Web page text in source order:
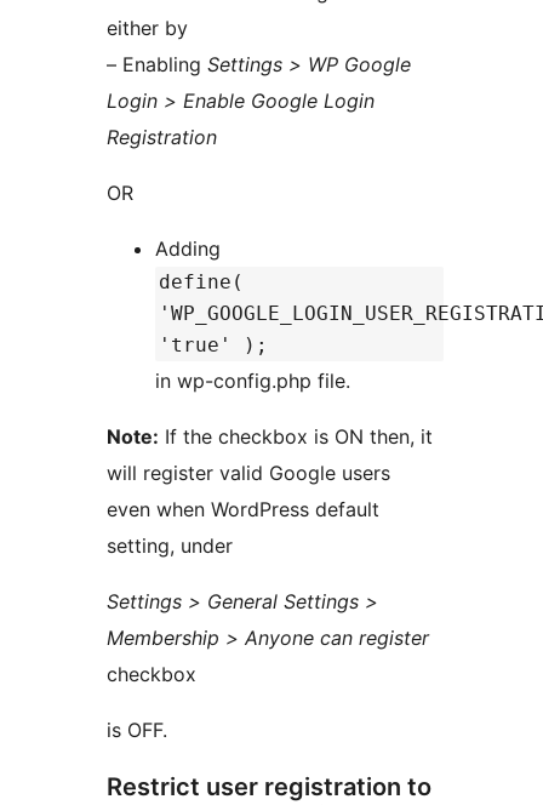
either by
– Enabling Settings > WP Google
Login > Enable Google Login
Registration
OR
Adding
define(
'true' );
in wp-config.php file.
Note: If the checkbox is ON then, it
will register valid Google users
even when WordPress default
setting, under
Settings > General Settings >
Membership > Anyone can register
checkbox
is OFF.
Restrict user registration to